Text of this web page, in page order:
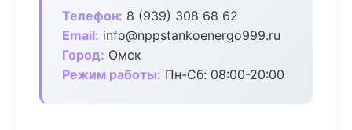
Телефон: 8 (939) 308 68 62
Email: info@nppstankoenergo999.ru
Город: Омск
Режим работы: Пн-Сб: 08:00-20:00